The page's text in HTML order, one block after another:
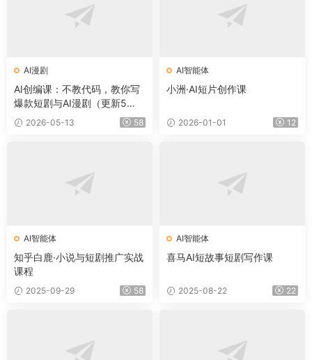
AI漫剧
AI创编课：不教代码，教你写
爆款短剧与AI漫剧（更新5
月）2026-05-13 58
AI智能体
小洲·AI短片创作课
2026-01-01 12
AI智能体
知乎白鹿·小说与短剧推广实战
课程
2025-09-29 58
AI智能体
喜马AI短故事短剧写作课
2025-08-22 22